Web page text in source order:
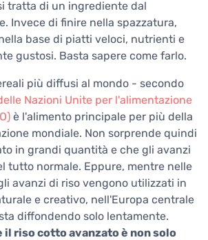
tratta di un ingrediente dal
Invece di finire nella spazzatura,
base di piatti veloci, nutrienti e
gustosi. Basta sapere come farlo.
più diffusi al mondo - secondo
Nazioni Unite per l'alimentazione
è l'alimento principale per più della
mondiale. Non sorprende quindi
in grandi quantità e che gli avanzi
tutto normale. Eppure, mentre nelle
avanzi di riso vengono utilizzati in
e creativo, nell'Europa centrale
diffondendo solo lentamente.
riso cotto avanzato è non solo